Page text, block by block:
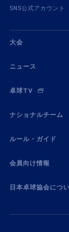
SNS公式アカウント
大会
ニュース
卓球TV
ナショナルチーム
ルール・ガイド
会員向け情報
日本卓球協会につ